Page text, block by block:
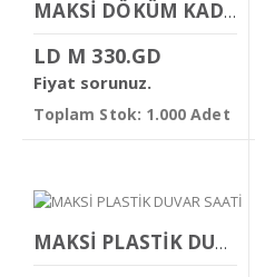
MAKSİ DÖKÜM KADRANLI DUVAR SAATİ
LD M 330.GD
Fiyat sorunuz.
Toplam Stok: 1.000 Adet
MAKSİ PLASTİK DUVAR SAATİ